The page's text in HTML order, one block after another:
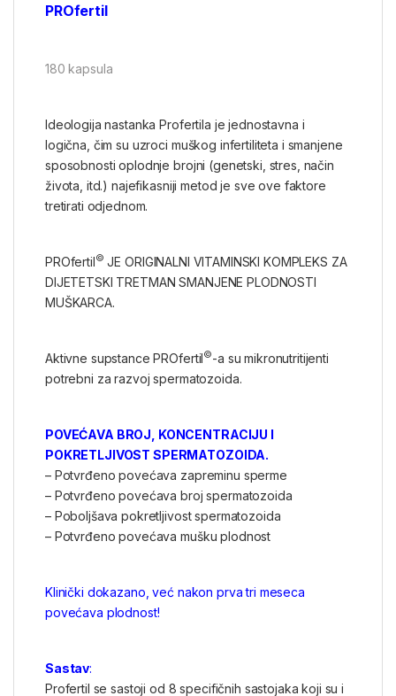
PROfertil
180 kapsula
Ideologija nastanka Profertila je jednostavna i
logična, čim su uzroci muškog infertiliteta i smanjene
sposobnosti oplodnje brojni (genetski, stres, način
života, itd.) najefikasniji metod je sve ove faktore
tretirati odjednom.
PROfertil© JE ORIGINALNI VITAMINSKI KOMPLEKS ZA
DIJETETSKI TRETMAN SMANJENE PLODNOSTI
MUŠKARCA.
Aktivne supstance PROfertil©-a su mikronutritijenti
potrebni za razvoj spermatozoida.
POVEĆAVA BROJ, KONCENTRACIJU I
POKRETLJIVOST SPERMATOZOIDA.
– Potvrđeno povećava zapreminu sperme
– Potvrđeno povećava broj spermatozoida
– Poboljšava pokretljivost spermatozoida
– Potvrđeno povećava mušku plodnost
Klinički dokazano, već nakon prva tri meseca
povećava plodnost!
Sastav:
Profertil se sastoji od 8 specifičnih sastojaka koji su i